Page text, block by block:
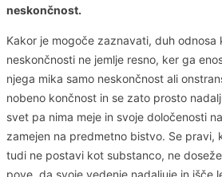
neskončnost.
Kakor je mogoče zaznavati, duh odnosa
neskončnosti ne jemlje resno, ker ga
njega mika samo neskončnost ali
nobeno končnost in se zato prosto
svet pa nima meje in svoje določenosti
zamejen na predmetno bistvo. Se pravi,
tudi ne postavi kot substanco, ne